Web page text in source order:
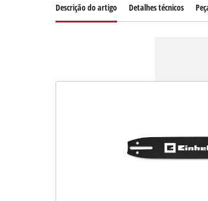
Descrição do artigo Detalhes técnicos